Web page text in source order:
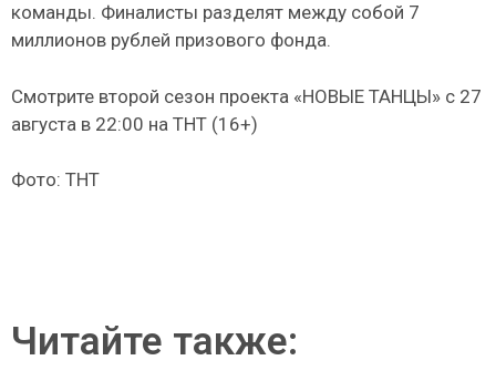
команды. Финалисты разделят между собой 7
миллионов рублей призового фонда.
Смотрите второй сезон проекта «НОВЫЕ ТАНЦЫ» с 27
августа в 22:00 на ТНТ (16+)
Фото: ТНТ
Читайте также: